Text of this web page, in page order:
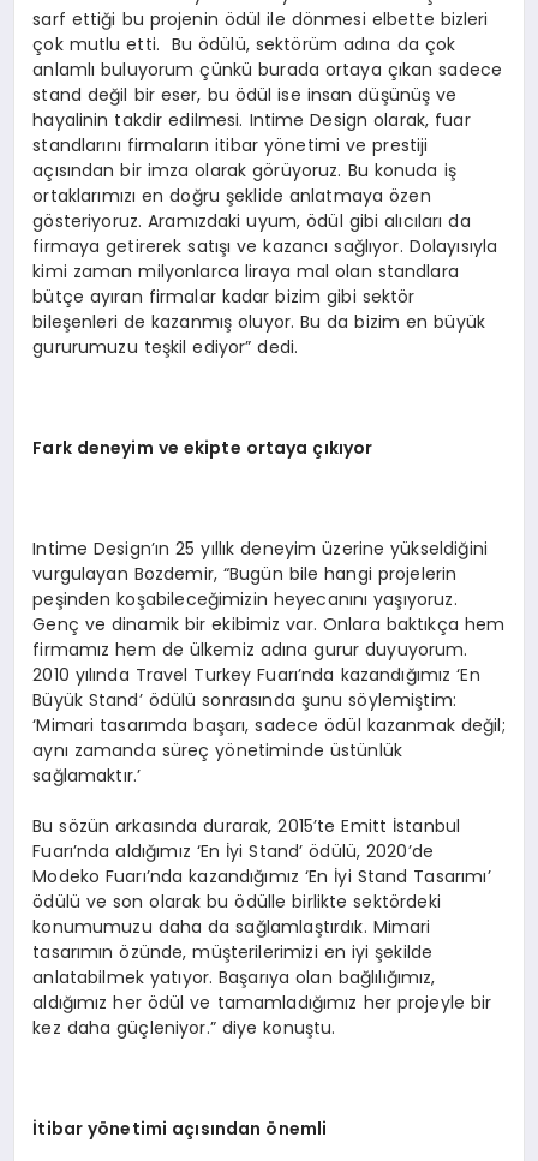
sarf ettiği bu projenin ödül ile dönmesi elbette bizleri
çok mutlu etti. Bu ödülü, sektörüm adına da çok
anlamlı buluyorum çünkü burada ortaya çıkan sadece
stand değil bir eser, bu ödül ise insan düşünüş ve
hayalinin takdir edilmesi. Intime Design olarak, fuar
standlarını firmaların itibar yönetimi ve prestiji
açısından bir imza olarak görüyoruz. Bu konuda iş
ortaklarımızı en doğru şeklide anlatmaya özen
gösteriyoruz. Aramızdaki uyum, ödül gibi alıcıları da
firmaya getirerek satışı ve kazancı sağlıyor. Dolayısıyla
kimi zaman milyonlarca liraya mal olan standlara
bütçe ayıran firmalar kadar bizim gibi sektör
bileşenleri de kazanmış oluyor. Bu da bizim en büyük
gururumuzu teşkil ediyor” dedi.
Fark deneyim ve ekipte ortaya çıkıyor
Intime Design’ın 25 yıllık deneyim üzerine yükseldiğini
vurgulayan Bozdemir, “Bugün bile hangi projelerin
peşinden koşabileceğimizin heyecanını yaşıyoruz.
Genç ve dinamik bir ekibimiz var. Onlara baktıkça hem
firmamız hem de ülkemiz adına gurur duyuyorum.
2010 yılında Travel Turkey Fuarı’nda kazandığımız ‘En
Büyük Stand’ ödülü sonrasında şunu söylemiştim:
‘Mimari tasarımda başarı, sadece ödül kazanmak değil;
aynı zamanda süreç yönetiminde üstünlük
sağlamaktır.’
Bu sözün arkasında durarak, 2015’te Emitt İstanbul
Fuarı’nda aldığımız ‘En İyi Stand’ ödülü, 2020’de
Modeko Fuarı’nda kazandığımız ‘En İyi Stand Tasarımı’
ödülü ve son olarak bu ödülle birlikte sektördeki
konumumuzu daha da sağlamlaştırdık. Mimari
tasarımın özünde, müşterilerimizi en iyi şekilde
anlatabilmek yatıyor. Başarıya olan bağlılığımız,
aldığımız her ödül ve tamamladığımız her projeyle bir
kez daha güçleniyor.” diye konuştu.
İtibar yönetimi açısından önemli